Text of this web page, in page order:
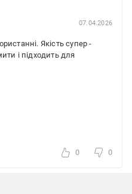
07.04.2026
Якість супер -
і підходить для
0 0